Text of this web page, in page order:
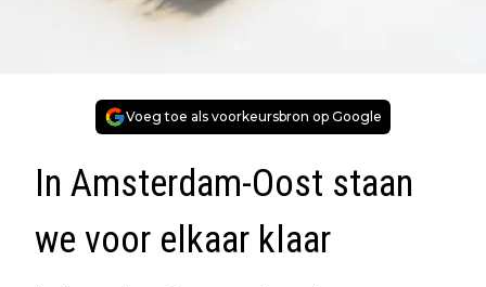
Voeg toe als voorkeursbron op Google
In Amsterdam-Oost staan
we voor elkaar klaar